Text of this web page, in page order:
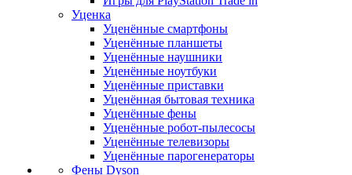
Уценка
Уценённые смартфоны
Уценённые планшеты
Уценённые наушники
Уценённые ноутбуки
Уценённые приставки
Уценённая бытовая техника
Уценённые фены
Уценённые робот-пылесосы
Уценённые телевизоры
Уценённые парогенераторы
Фены Dyson